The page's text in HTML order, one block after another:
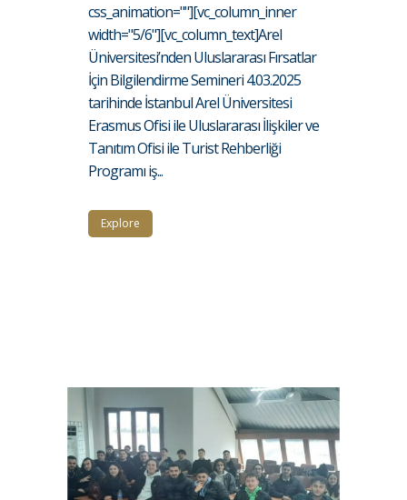
css_animation=""][vc_column_inner
width="5/6"][vc_column_text]Arel
Üniversitesi’nden Uluslararası Fırsatlar
İçin Bilgilendirme Semineri 4.03.2025
tarihinde İstanbul Arel Üniversitesi
Erasmus Ofisi ile Uluslararası İlişkiler ve
Tanıtım Ofisi ile Turist Rehberliği
Programı iş...
Explore